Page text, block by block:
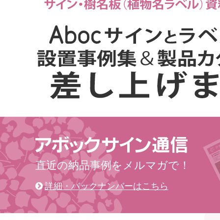
直近の納品事例をメルマガで！
詳細・バックナンバーはこちら